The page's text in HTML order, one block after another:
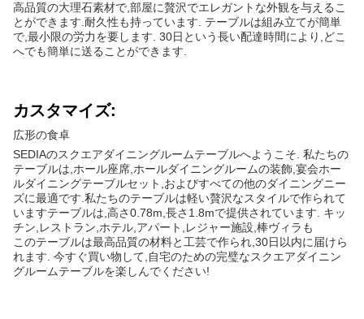
高品質の大理石素材で,部屋に贅沢でエレガントな外観を与えるこ
とができます.耐久性も持っています. テーブルは組み立てが簡単
で,最小限の労力を要します. 30日という長い配達時間により,どこ
へでも簡単に送ることができます.
カスタマイズ:
広形の食卓
SEDIAのスクエアダイニングルームテーブルへようこそ. 私たちの
テーブルは,ホール座席,ホールダイニングルームの装飾,宴会ホー
ルダイニングテーブルセット,およびすべての他のダイニングニー
ズに最適です.私たちのテーブルは軽い贅沢なスタイルで作られて
いますテーブルは,高さ0.78m,長さ1.8mで提供されています. キッ
チン,レストラン,ホテル,アパート,レジャー施設,棒ヴィラも
このテーブルは最高品質の材料と工芸で作られ,30日以内に届けら
れます. 今すぐ買い物して,自宅のための完璧なスクエアダイニン
グルームテーブルを楽しんでください!